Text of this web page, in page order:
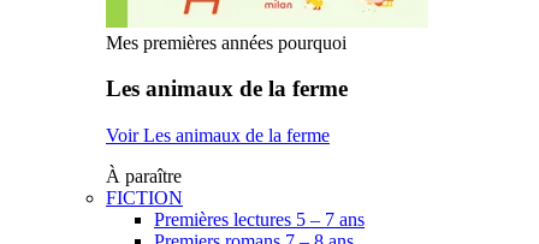
Mes premières années pourquoi
Les animaux de la ferme
Voir Les animaux de la ferme
À paraître
FICTION
Premières lectures 5 – 7 ans